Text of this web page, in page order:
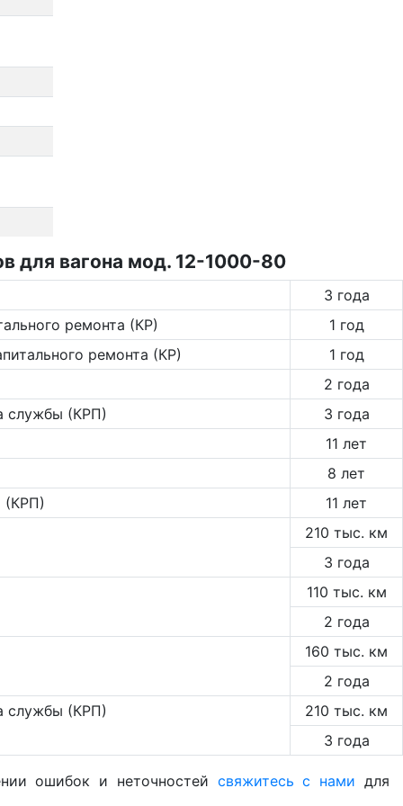
для вагона мод. 12-1000-80
3 года
ремонта (КР)
1 год
ремонта (КР)
1 год
2 года
службы (КРП)
3 года
11 лет
8 лет
(КРП)
11 лет
210 тыс. км
3 года
110 тыс. км
2 года
160 тыс. км
2 года
службы (КРП)
210 тыс. км
3 года
ошибок и неточностей свяжитесь с нами для